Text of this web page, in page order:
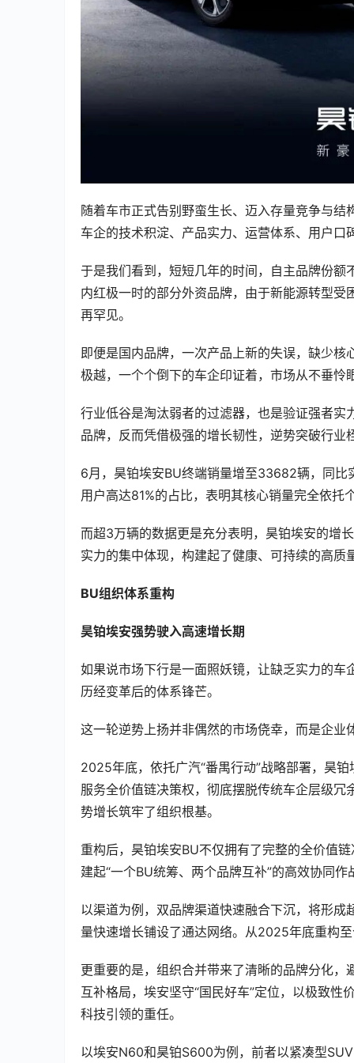
随着车市正式告别野蛮生长、迈入存量竞争与结
车企的技术积淀、产品实力、运营体系、用户
于是我们看到，短短几年的时间，自主品牌份
内红极一时的部分外资品牌，由于新能源转型
再罕见。
即便是国内品牌，一次产品上新的失误，缺少
极越，一个个倒下的车企印证着，市场从不垂
行业低谷是淘汰弱者的过滤器，也是验证强者
品牌，反而凭借极强的增长韧性，逆势突破行
6月，昊铂埃安BU终端销量增至33682辆，同比
用户高达81%的占比，表明其核心销量完全依托
而超3万辆的数据更是充分表明，昊铂埃安的增
实力的集中体现，构建起了健康、可持续的高质
BU组织体系重构
昊铂埃安强势驶入高速增长期
如果说市场下行是一面照妖镜，让缺乏实力的
历经变革后的体系锋芒。
这一轮逆势上扬并非偶然的市场侥幸，而是企业
2025年底，依托广汽“番禺行动”战略部署，昊
服务全价值链决策权，彻底摆脱传统车企层级
势增长筑牢了组织根基。
重构后，昊铂埃安BU不仅拥有了完整的全价值
建起“一个BU统筹、两个品牌互补”的高效协同作
以渠道为例，双品牌渠道快速融合下沉，将形
量快速增长铺设了通达网络。从2025年底重构
更重要的是，组织合并带来了清晰的品牌分化，
互补格局，埃安坚守“国民好车”定位，以极致
科技引领的重任。
以埃安N60和昊铂S600为例，前者以紧凑型